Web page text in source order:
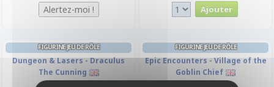
FIGURINE JEU DE RÔLE
Dungeon & Lasers - Draculus
The Cunning
FIGURINE JEU DE RÔLE
Epic Encounters - Village of the
Goblin Chief